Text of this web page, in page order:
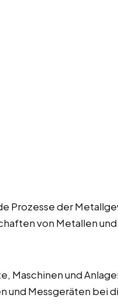
Prozesse der
von Metallen
Maschinen und
und Messgeräten bei